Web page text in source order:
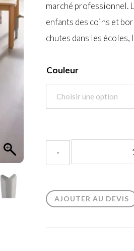
marché professionnel.
enfants des coins et
chutes dans les
Couleur
AJOUTER AU DEVIS